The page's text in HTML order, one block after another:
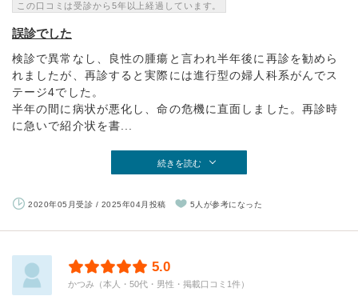
この口コミは受診から5年以上経過しています。
誤診でした
検診で異常なし、良性の腫瘍と言われ半年後に再診を勧めら
れましたが、再診すると実際には進行型の婦人科系がんでス
テージ4でした。
半年の間に病状が悪化し、命の危機に直面しました。再診時
に急いで紹介状を書...
続きを読む
2020年05月受診 / 2025年04月投稿 5人が参考になった
5.0
かつみ（本人・50代・男性・掲載口コミ1件）